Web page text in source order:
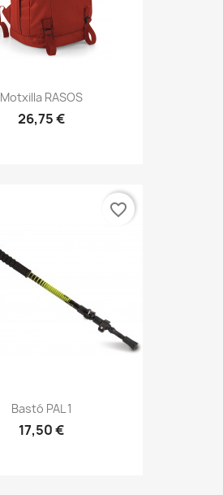
Motxilla RASOS
26,75 €
Bastó PAL 1
17,50 €
favorite_border